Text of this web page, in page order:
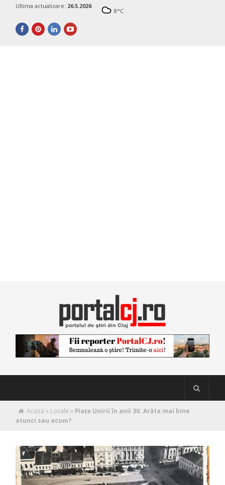
Ultima actualizare: 26.5.2026
8°C
Acasă » Locale » Piaţa Unirii în anii 30. Arăta mai bine
atunci sau acum?